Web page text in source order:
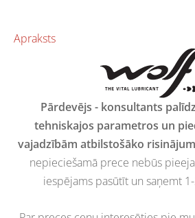
Pārdevējs - konsultants
tehniskajos parametros un
vajadzībām atbilstošāko
nepieciešamā prece nebūs
iespējams pasūtīt un saņemt
Apraksts